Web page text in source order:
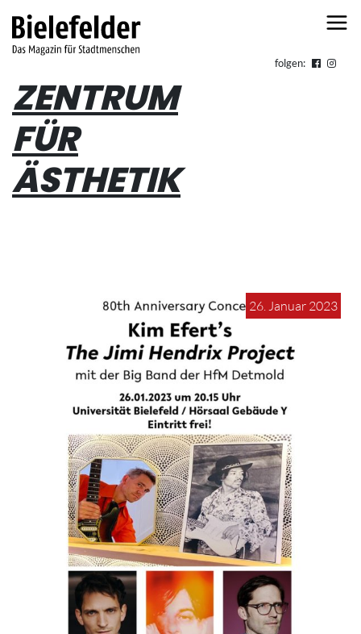
folgen:
ZENTRUM
FÜR
ÄSTHETIK
26. Januar 2023